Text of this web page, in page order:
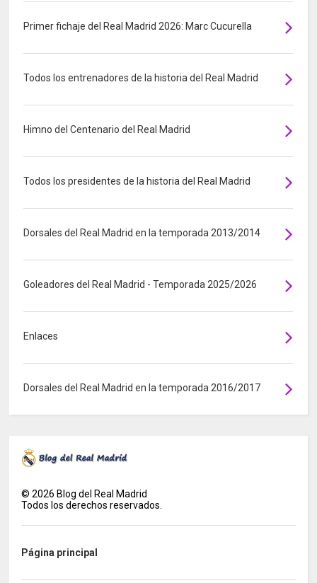
Primer fichaje del Real Madrid 2026: Marc Cucurella
Todos los entrenadores de la historia del Real Madrid
Himno del Centenario del Real Madrid
Todos los presidentes de la historia del Real Madrid
Dorsales del Real Madrid en la temporada 2013/2014
Goleadores del Real Madrid - Temporada 2025/2026
Enlaces
Dorsales del Real Madrid en la temporada 2016/2017
©2026 Blog del Real Madrid
Todos los derechos reservados.
Página principal